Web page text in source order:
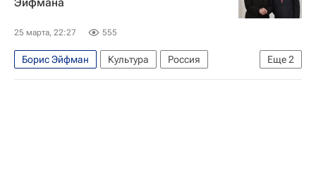
25 марта, 22:27 555
Еще2
Борис Эйфман Культура
Россия
Санкт-Петербург
Владимир Путин